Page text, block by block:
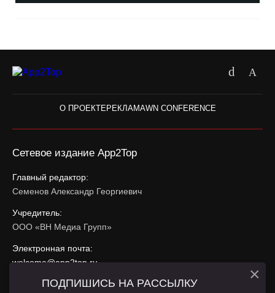
О ПРОЕКТЕРЕКЛАМАWN CONFERENCE
Сетевое издание App2Top
Главный редактор:
Семенов Александр Георгиевич
Учредитель:
ООО «ВН Медиа Групп»
Электронная почта:
welcome@app2top.ru
При использовании материалов активная ссылка на
ПОДПИШИСЬ НА РАССЫЛКУ ×